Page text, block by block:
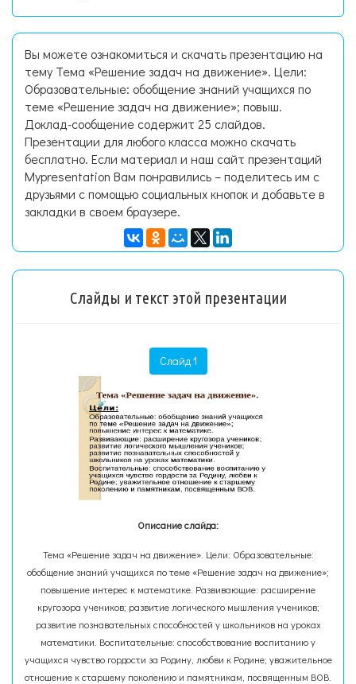
Вы можете ознакомиться и скачать презентацию на
тему Тема «Решение задач на движение». Цели:
Образовательные: обобщение знаний учащихся по
теме «Решение задач на движение»; повыш.
Доклад-сообщение содержит 25 слайдов.
Презентации для любого класса можно скачать
бесплатно. Если материал и наш сайт презентаций
Mypresentation Вам понравились – поделитесь им с
друзьями с помощью социальных кнопок и добавьте в
закладки в своем браузере.
Слайды и текст этой презентации
Слайд 1
Описание слайда:
Тема «Решение задач на движение». Цели: Образовательные:
обобщение знаний учащихся по теме «Решение задач на движение»;
повышение интерес к математике. Развивающие: расширение
кругозора учеников; развитие логического мышления учеников;
развитие познавательных способностей у школьников на уроках
математики. Воспитательные: способствование воспитанию у
учащихся чувство гордости за Родину, любви к Родине; уважительное
отношение к старшему поколению и памятникам, посвященным ВОВ.